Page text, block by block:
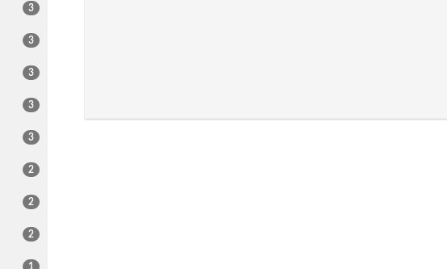
3
3
3
3
3
2
2
2
1